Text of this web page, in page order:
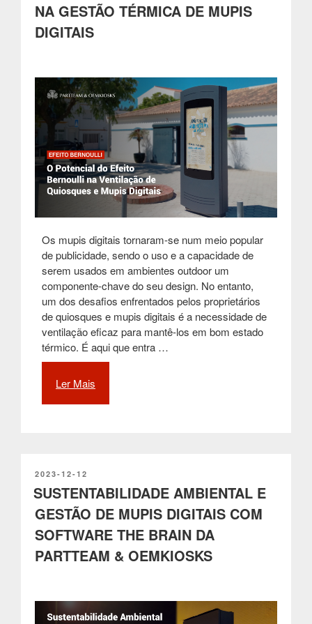
Programática”
NA GESTÃO TÉRMICA DE MUPIS
DIGITAIS
Os mupis digitais tornaram-se num meio popular
de publicidade, sendo o uso e a capacidade de
serem usados em ambientes outdoor um
componente-chave do seu design. No entanto,
um dos desafios enfrentados pelos proprietários
de quiosques e mupis digitais é a necessidade de
ventilação eficaz para mantê-los em bom estado
térmico. É aqui que entra …
Ler Mais
de
Quiosques:
Um
Game-
Changer
Térmica
de
PUBLICADO
EM
2023-12-12
SUSTENTABILIDADE AMBIENTAL E
GESTÃO DE MUPIS DIGITAIS COM
SOFTWARE THE BRAIN DA
PARTTEAM & OEMKIOSKS